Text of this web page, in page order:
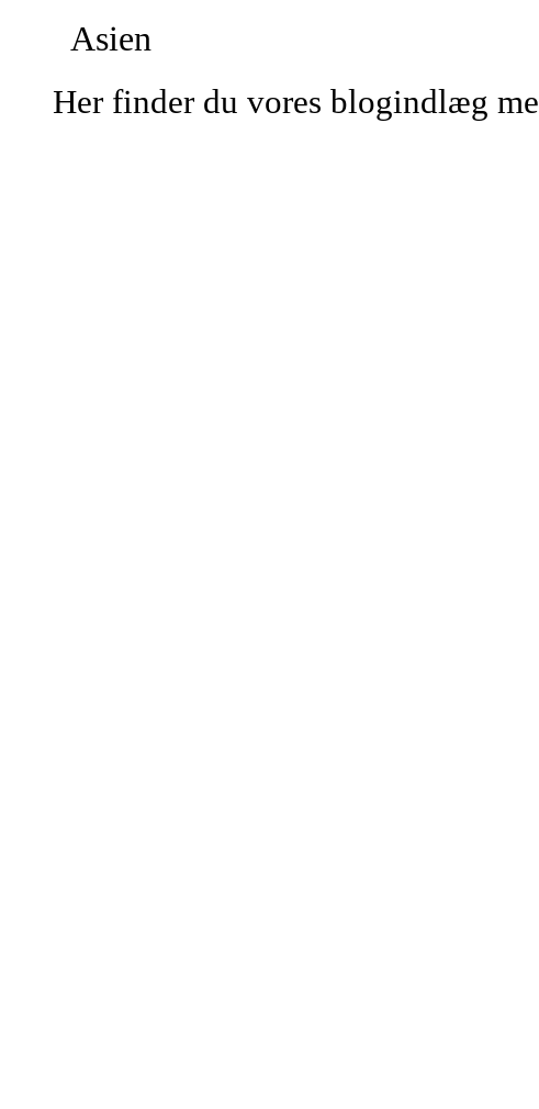
Asien
Her finder du vores blogindlæg